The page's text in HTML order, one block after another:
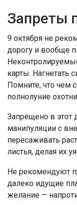
Запреты
9 октября не
дорогу и вообще
карты. Нагнетать
Помните, что чем
полнолуние
Запрещено в этот
манипуляции с
пересаживать
листья, делая их
Не рекомендуют
далеко идущие
желание —